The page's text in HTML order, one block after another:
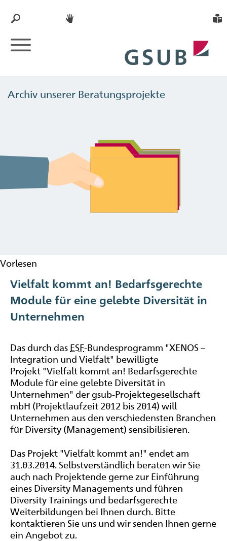
Archiv unserer Beratungsprojekte
Vorlesen
Vielfalt kommt an! Bedarfsgerechte
Module für eine gelebte Diversität in
Unternehmen
Das durch das ESF-Bundesprogramm "XENOS –
Integration und Vielfalt" bewilligte
Projekt "Vielfalt kommt an! Bedarfsgerechte
Module für eine gelebte Diversität in
Unternehmen" der gsub-Projektegesellschaft
mbH (Projektlaufzeit 2012 bis 2014) will
Unternehmen aus den verschiedensten Branchen
für Diversity (Management) sensibilisieren.
Das Projekt "Vielfalt kommt an!" endet am
31.03.2014. Selbstverständlich beraten wir Sie
auch nach Projektende gerne zur Einführung
eines Diversity Managements und führen
DiversityTrainings und bedarfsgerechte
Weiterbildungen bei Ihnen durch. Bitte
kontaktieren Sie uns und wir senden Ihnen gerne
ein Angebot zu.